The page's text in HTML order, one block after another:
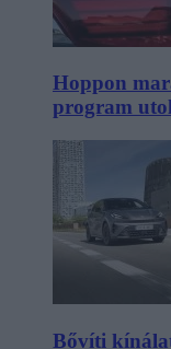
Hoppon
program
Bővíti